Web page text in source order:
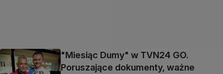
"Miesiąc Dumy" w TVN24 GO.
Poruszające dokumenty, ważne